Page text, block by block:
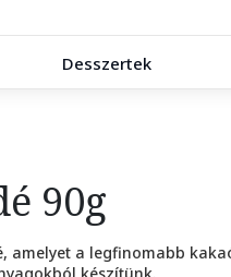
Desszertek
90g
amelyet a legfinomabb